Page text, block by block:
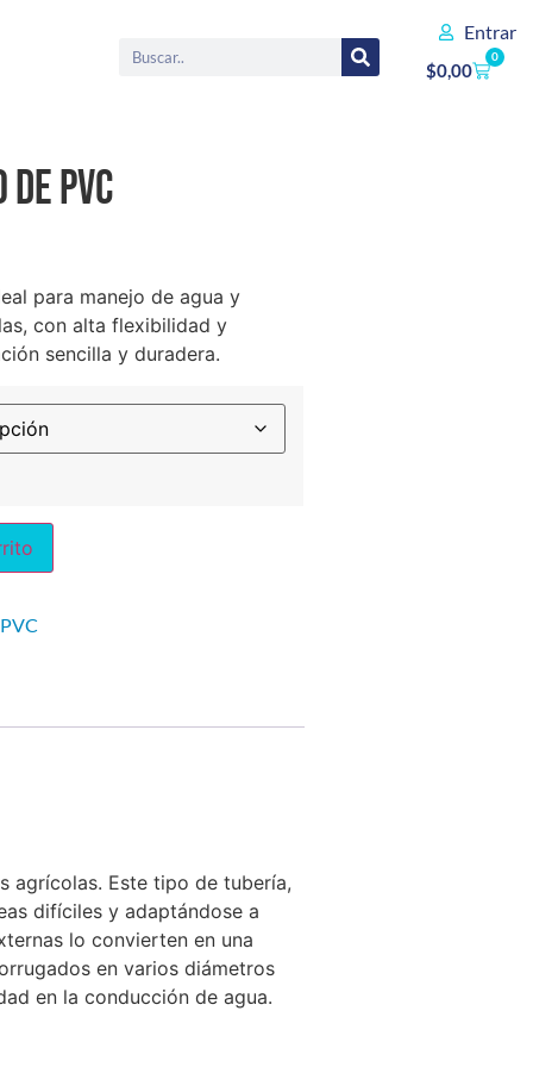
Entrar
$0,00
0
PVC
para manejo de agua y
con alta flexibilidad y
sencilla y duradera.
agrícolas. Este tipo de tubería,
difíciles y adaptándose a
lo convierten en una
en varios diámetros
en la conducción de agua.